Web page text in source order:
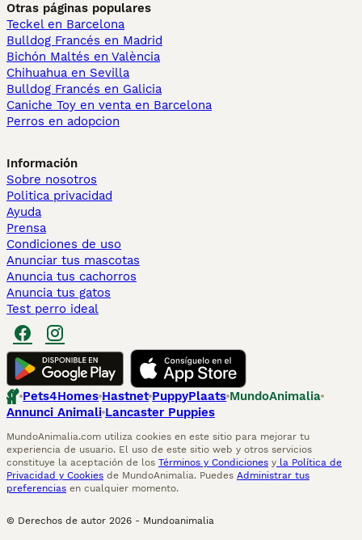
Otras páginas populares
Teckel en Barcelona
Bulldog Francés en Madrid
Bichón Maltés en València
Chihuahua en Sevilla
Bulldog Francés en Galicia
Caniche Toy en venta en Barcelona
Perros en adopcion
Información
Sobre nosotros
Politica privacidad
Ayuda
Prensa
Condiciones de uso
Anunciar tus mascotas
Anuncia tus cachorros
Anuncia tus gatos
Test perro ideal
Pets4Homes Hastnet PuppyPlaats MundoAnimalia
Annunci Animali Lancaster Puppies
MundoAnimalia.com utiliza cookies en este sitio para mejorar tu
experiencia de usuario. El uso de este sitio web y otros servicios
constituye la aceptación de los Términos y Condiciones y la Política de
Privacidad y Cookies de MundoAnimalia. Puedes Administrar tus
preferencias en cualquier momento.
© Derechos de autor 2026 - Mundoanimalia